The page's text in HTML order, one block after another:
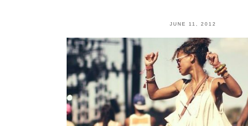
JUNE 11, 2012